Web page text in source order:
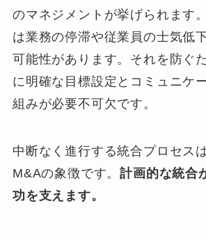
のマネジメントが挙げられます
は業務の停滞や従業員の士気低
可能性があります。それを防ぐ
に明確な目標設定とコミュニケ
組みが必要不可欠です。
中断なく進行する統合プロセス
M&Aの象徴です。計画的な統合
功を支えます。